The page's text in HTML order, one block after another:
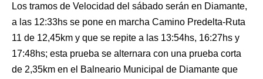
Los tramos de Velocidad del sábado serán en Diamante,
a las 12:33hs se pone en marcha Camino Predelta-Ruta
11 de 12,45km y que se repite a las 13:54hs, 16:27hs y
17:48hs; esta prueba se alternara con una prueba corta
de 2,35km en el Balneario Municipal de Diamante que